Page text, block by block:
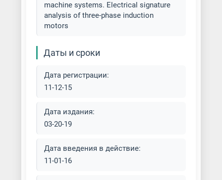
machine systems. Electrical signature
analysis of three-phase induction
motors
Даты и сроки
Дата регистрации:
11-12-15
Дата издания:
03-20-19
Дата введения в действие:
11-01-16